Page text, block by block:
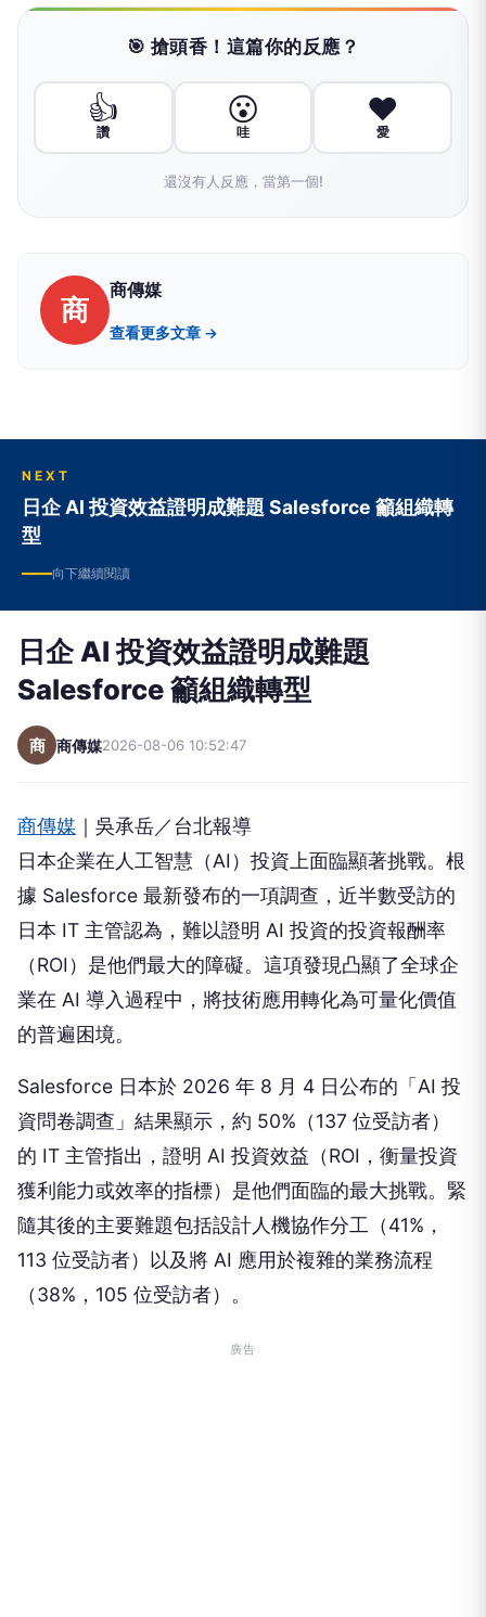
🎯 搶頭香！這篇你的反應？
👍
讚
😮
哇
❤️
愛
還沒有人反應，當第一個!
商
商傳媒
查看更多文章 →
NEXT
日企 AI 投資效益證明成難題 Salesforce 籲組織轉
型
向下繼續閱讀
日企 AI 投資效益證明成難題
Salesforce 籲組織轉型
商 商傳媒2026-08-06 10:52:47
商傳媒 ｜吳承岳／台北報導
日本企業在人工智慧（AI）投資上面臨顯著挑戰。根
據 Salesforce 最新發布的一項調查，近半數受訪的
日本 IT 主管認為，難以證明 AI 投資的投資報酬率
（ROI）是他們最大的障礙。這項發現凸顯了全球企
業在 AI 導入過程中，將技術應用轉化為可量化價值
的普遍困境。
Salesforce 日本於 2026 年 8 月 4 日公布的「AI 投
資問卷調查」結果顯示，約 50%（137 位受訪者）
的 IT 主管指出，證明 AI 投資效益（ROI，衡量投資
獲利能力或效率的指標）是他們面臨的最大挑戰。緊
隨其後的主要難題包括設計人機協作分工（41%，
113 位受訪者）以及將 AI 應用於複雜的業務流程
（38%，105 位受訪者）。
廣告